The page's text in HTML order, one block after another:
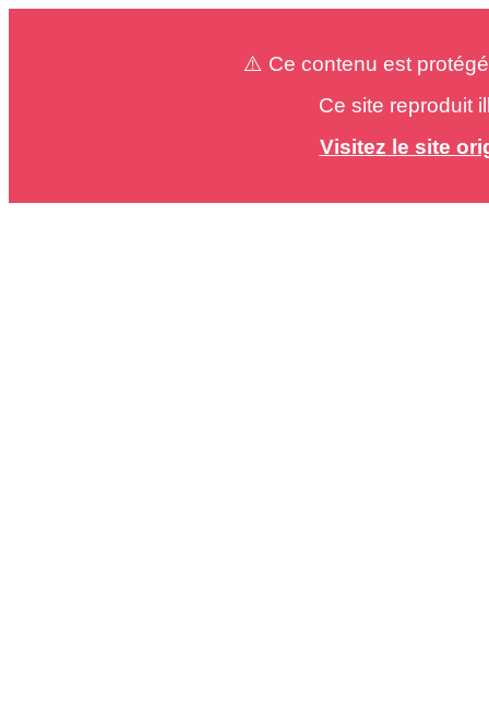
⚠️ Ce contenu est
Ce site reproduit
Visitez le site